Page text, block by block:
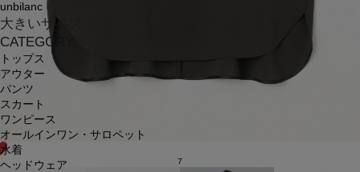
unbilanc
大きいサイズ
CATEGORY
トップス
アウター
パンツ
スカート
ワンピース
オールインワン・サロペット
水着
ヘッドウェア
7